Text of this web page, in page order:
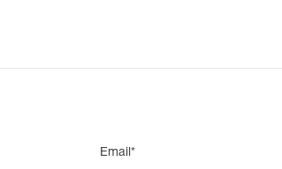
Email*